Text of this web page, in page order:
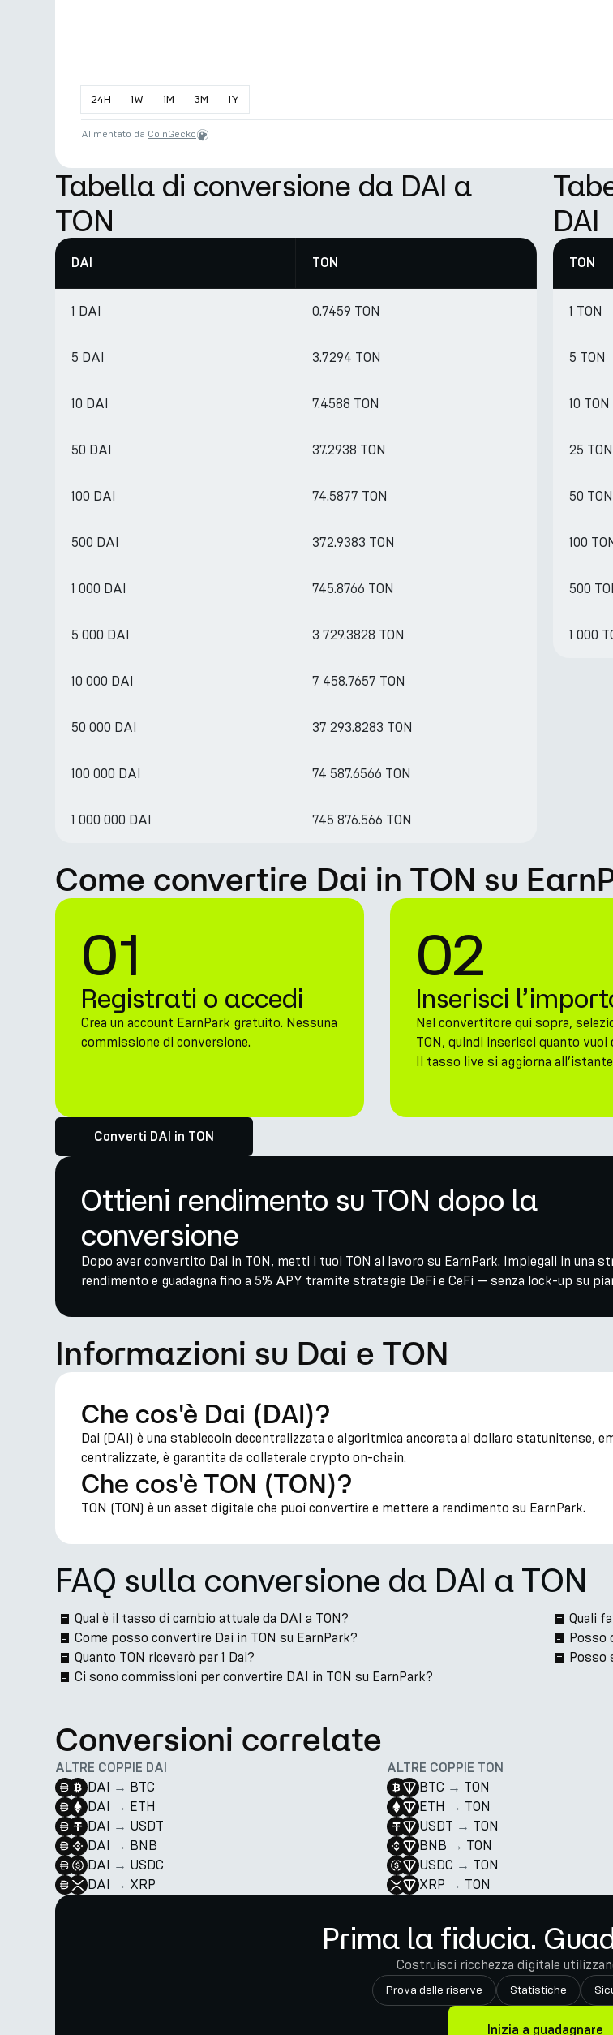
24H 1W 1M 3M 1Y
Alimentato da CoinGecko
Tabella di conversione da DAI a
TON
DAI TON
1 DAI 0.7459 TON
5 DAI 3.7294 TON
10 DAI 7.4588 TON
50 DAI 37.2938 TON
100 DAI 74.5877 TON
500 DAI 372.9383 TON
1 000 DAI 745.8766 TON
5 000 DAI 3 729.3828 TON
10 000 DAI 7 458.7657 TON
50 000 DAI 37 293.8283 TON
100 000 DAI 74 587.6566 TON
1 000 000 DAI 745 876.566 TON
DAI
TON
1 TON
5 TON
10 TON
25 TON
50 TON
100
500
1 000
Come convertire Dai in TON su
01
Registrati o accedi
Crea un account EarnPark gratuito. Nessuna
commissione di conversione.
02
Inserisci
Nel convertitore qui sopra,
TON, quindi inserisci quanto vuoi
Il tasso live si aggiorna
Converti DAI in TON
Ottieni rendimento su TON dopo la
conversione
Dopo aver convertito Dai in TON, metti i tuoi TON al lavoro su EarnPark. Impiegali in una
rendimento e guadagna fino a 5% APY tramite strategie DeFi e CeFi — senza lock-up su
Informazioni su Dai e TON
Che cos'è Dai (DAI)?
Dai (DAI) è una stablecoin decentralizzata e algoritmica ancorata al dollaro statunitense,
centralizzate, è garantita da collaterale crypto on-chain.
Che cos'è TON (TON)?
TON (TON) è un asset digitale che puoi convertire e mettere a rendimento su EarnPark.
FAQ sulla conversione da DAI a TON
Qual è il tasso di cambio attuale da DAI a TON?
Come posso convertire Dai in TON su EarnPark?
Quanto TON riceverò per 1 Dai?
Ci sono commissioni per convertire DAI in TON su EarnPark?
Quali
Posso
Posso
Conversioni correlate
ALTRE COPPIE DAI
DAI → BTC
DAI → ETH
DAI → USDT
DAI → BNB
DAI → USDC
DAI → XRP
ALTRE COPPIE TON
BTC → TON
ETH → TON
USDT → TON
BNB → TON
USDC → TON
XRP → TON
Prima la fiducia.
Costruisci ricchezza digitale
Prova delle riserve Statistiche
Inizia a guadagnare